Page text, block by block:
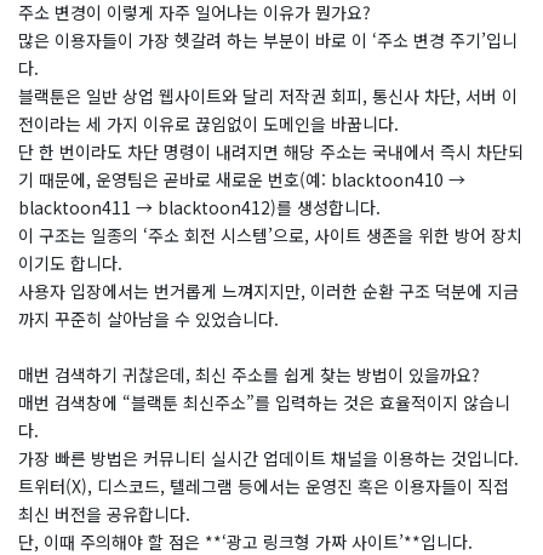
주소 변경이 이렇게 자주 일어나는 이유가 뭔가요?
​많은 이용자들이 가장 헷갈려 하는 부분이 바로 이 ‘주소 변경 주기’입니
다.
블랙툰은 일반 상업 웹사이트와 달리 저작권 회피, 통신사 차단, 서버 이
전이라는 세 가지 이유로 끊임없이 도메인을 바꿉니다.
단 한 번이라도 차단 명령이 내려지면 해당 주소는 국내에서 즉시 차단되
기 때문에, 운영팀은 곧바로 새로운 번호(예: blacktoon410 →
blacktoon411 → blacktoon412)를 생성합니다.
이 구조는 일종의 ‘주소 회전 시스템’으로, 사이트 생존을 위한 방어 장치
이기도 합니다.
사용자 입장에서는 번거롭게 느껴지지만, 이러한 순환 구조 덕분에 지금
까지 꾸준히 살아남을 수 있었습니다.
매번 검색하기 귀찮은데, 최신 주소를 쉽게 찾는 방법이 있을까요?
​매번 검색창에 “블랙툰 최신주소”를 입력하는 것은 효율적이지 않습니
다.
가장 빠른 방법은 커뮤니티 실시간 업데이트 채널을 이용하는 것입니다.
트위터(X), 디스코드, 텔레그램 등에서는 운영진 혹은 이용자들이 직접
최신 버전을 공유합니다.
단, 이때 주의해야 할 점은 **‘광고 링크형 가짜 사이트’**입니다.